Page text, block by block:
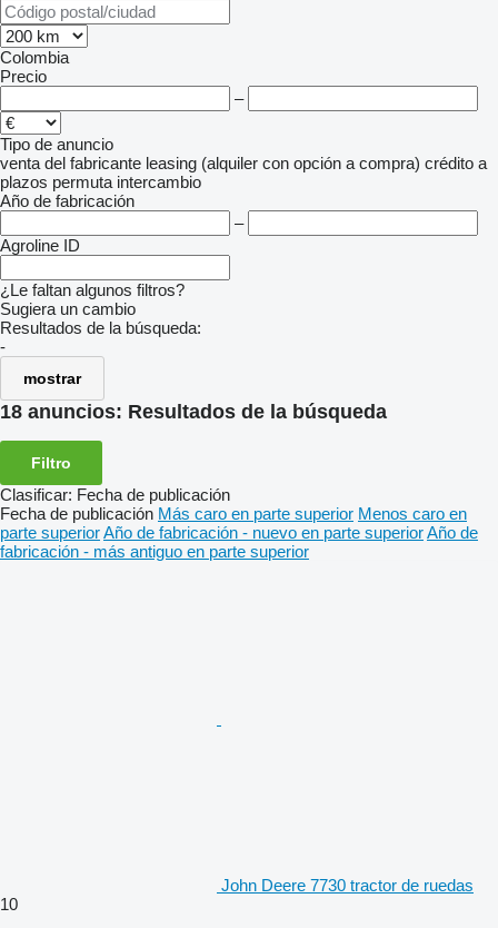
Colombia
Precio
–
Tipo de anuncio
venta del fabricante leasing (alquiler con opción a compra) crédito a
plazos permuta intercambio
Año de fabricación
–
Agroline ID
¿Le faltan algunos filtros?
Sugiera un cambio
Resultados de la búsqueda:
-
mostrar
18 anuncios: Resultados de la búsqueda
Filtro
Clasificar: Fecha de publicación
Fecha de publicación Más caro en parte superior Menos caro en
parte superiorAño de fabricación - nuevo en parte superiorAño de
fabricación - más antiguo en parte superior
John Deere 7730 tractor de ruedas
10